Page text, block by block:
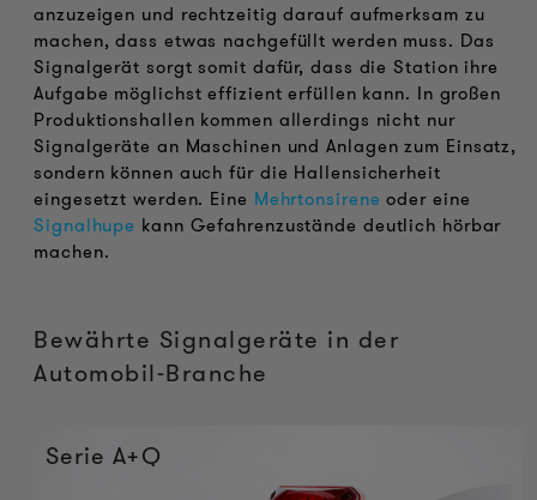
anzuzeigen und rechtzeitig darauf aufmerksam zu
machen, dass etwas nachgefüllt werden muss. Das
Signalgerät sorgt somit dafür, dass die Station ihre
Aufgabe möglichst effizient erfüllen kann. In großen
Produktionshallen kommen allerdings nicht nur
Signalgeräte an Maschinen und Anlagen zum Einsatz,
sondern können auch für die Hallensicherheit
eingesetzt werden. Eine Mehrtonsirene oder eine
Signalhupe kann Gefahrenzustände deutlich hörbar
machen.
Bewährte Signalgeräte in der
Automobil-Branche
Serie A+Q